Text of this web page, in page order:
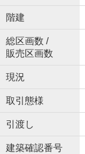
階建
総区画数 /
販売区画数
現況
取引態様
引渡し
建築確認番号